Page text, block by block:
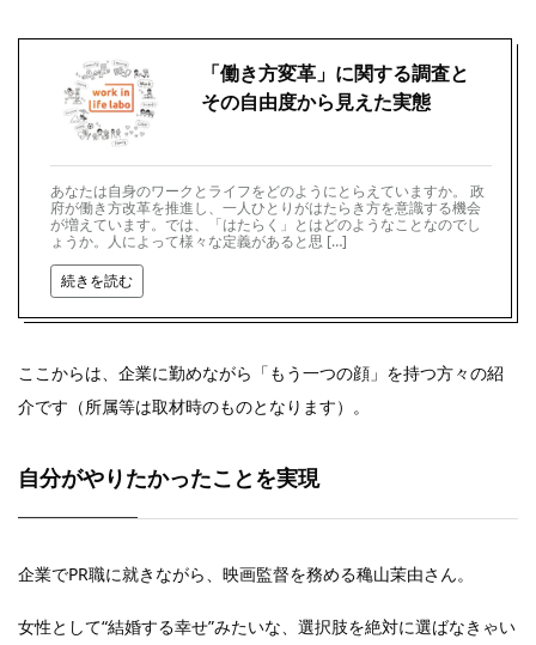
「働き方変革」に関する調査と
その自由度から見えた実態
あなたは自身のワークとライフをどのようにとらえていますか。 政
府が働き方改革を推進し、一人ひとりがはたらき方を意識する機会
が増えています。では、「はたらく」とはどのようなことなのでし
ょうか。人によって様々な定義があると思 […]
続きを読む
ここからは、企業に勤めながら「もう一つの顔」を持つ方々の紹
介です（所属等は取材時のものとなります）。
自分がやりたかったことを実現
企業でPR職に就きながら、映画監督を務める穐山茉由さん。
女性として“結婚する幸せ”みたいな、選択肢を絶対に選ばなきゃい